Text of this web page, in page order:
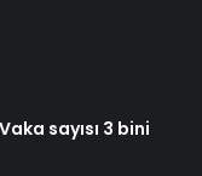
sayısı 3 bini